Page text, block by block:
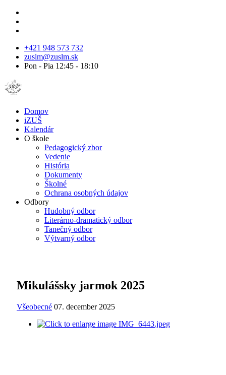
+421 948 573 732
zuslm@zuslm.sk
Pon - Pia 12:45 - 18:10
Domov
iZUŠ
Kalendár
O škole
Pedagogický zbor
Vedenie
História
Dokumenty
Školné
Ochrana osobných údajov
Odbory
Hudobný odbor
Literárno-dramatický odbor
Tanečný odbor
Výtvarný odbor
Mikulášsky jarmok 2025
Všeobecné 07. december 2025